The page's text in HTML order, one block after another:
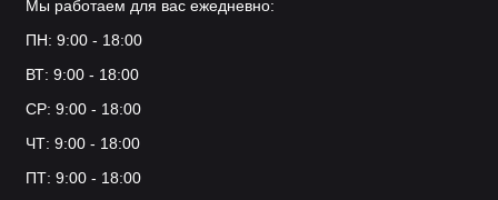
Мы работаем для вас ежедневно:
ПН: 9:00 - 18:00
ВТ: 9:00 - 18:00
СР: 9:00 - 18:00
ЧТ: 9:00 - 18:00
ПТ: 9:00 - 18:00